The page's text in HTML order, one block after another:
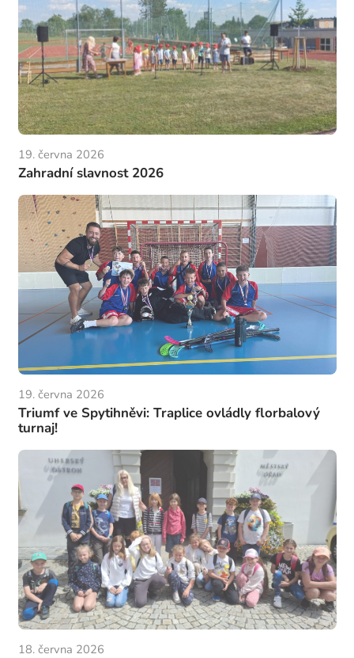
19. června 2026
Zahradní slavnost 2026
19. června 2026
Triumf ve Spytihněvi: Traplice ovládly florbalový
turnaj!
18. června 2026